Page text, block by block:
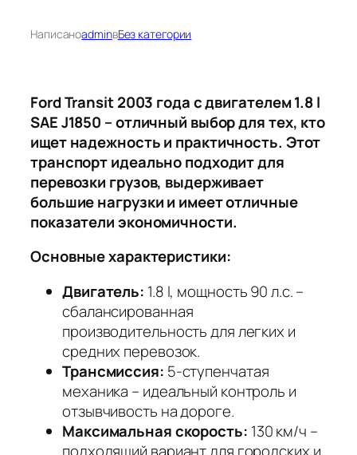
НаписаноadminвБез категории
Ford Transit 2003 года с двигателем 1.8 l
SAE J1850 – отличный выбор для тех, кто
ищет надежность и практичность. Этот
транспорт идеально подходит для
перевозки грузов, выдерживает
большие нагрузки и имеет отличные
показатели экономичности.
Основные характеристики:
Двигатель: 1.8 l, мощность 90 л.с. –
сбалансированная
производительность для легких и
средних перевозок.
Трансмиссия: 5-ступенчатая
механика – идеальный контроль и
отзывчивость на дороге.
Максимальная скорость: 130 км/ч –